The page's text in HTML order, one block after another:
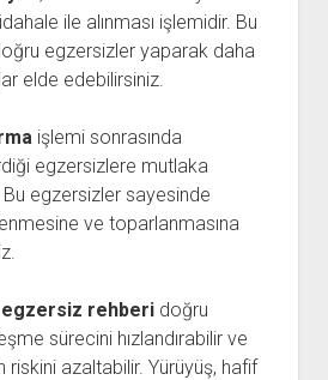
ile alınması işlemidir. Bu
egzersizler yaparak daha
elde edebilirsiniz.
işlemi sonrasında
egzersizlere mutlaka
Bu egzersizler sayesinde
ve toparlanmasına
egzersiz rehberidoğru
sürecini hızlandırabilir ve
riskini azaltabilir. Yürüyüş, hafif